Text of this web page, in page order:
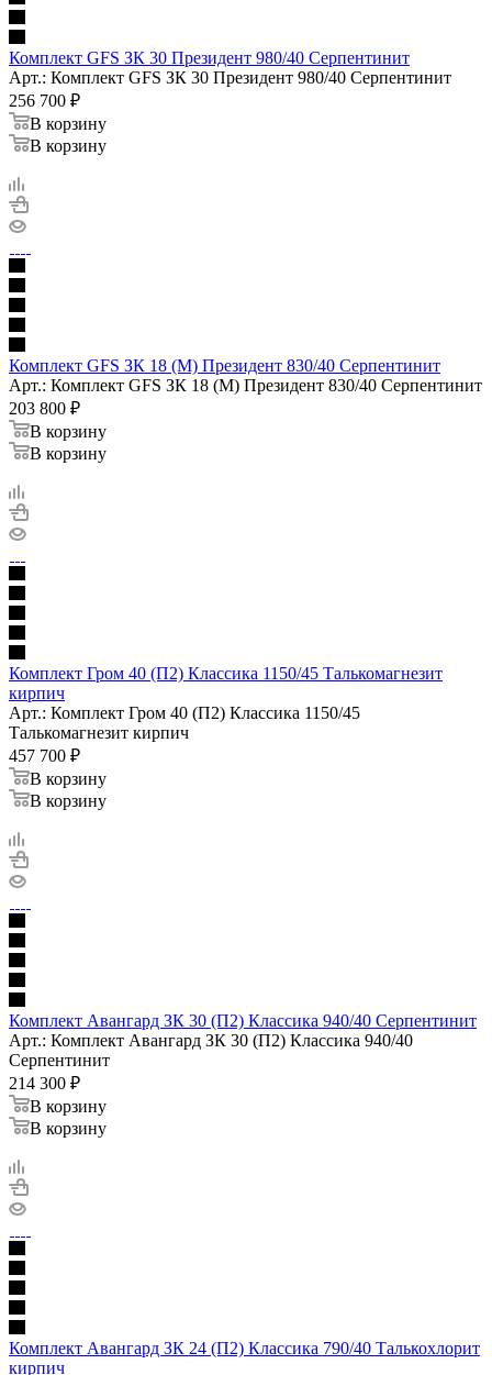
Комплект GFS ЗК 30 Президент 980/40 Серпентинит
Арт.: Комплект GFS ЗК 30 Президент 980/40 Серпентинит
256 700 ₽
В корзину
В корзину
Комплект GFS ЗК 18 (М) Президент 830/40 Серпентинит
Арт.: Комплект GFS ЗК 18 (М) Президент 830/40 Серпентинит
203 800 ₽
В корзину
В корзину
Комплект Гром 40 (П2) Классика 1150/45 Талькомагнезит
кирпич
Арт.: Комплект Гром 40 (П2) Классика 1150/45
Талькомагнезит кирпич
457 700 ₽
В корзину
В корзину
Комплект Авангард ЗК 30 (П2) Классика 940/40 Серпентинит
Арт.: Комплект Авангард ЗК 30 (П2) Классика 940/40
Серпентинит
214 300 ₽
В корзину
В корзину
Комплект Авангард ЗК 24 (П2) Классика 790/40 Талькохлорит
кирпич